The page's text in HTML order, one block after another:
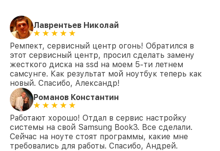
Лаврентьев Николай
Ремпект, сервисный центр огонь! Обратился в
этот сервисный центр, просил сделать замену
жесткого диска на ssd на моем 5-ти летнем
самсунге. Как результат мой ноутбук теперь как
новый. Спасибо, Александр!
Романов Константин
Работают хорошо! Отдал в сервис настройку
системы на свой Samsung Book3. Все сделали.
Сейчас на ноуте стоят программы, какие мне
требовались для работы. Спасибо, Андрей.